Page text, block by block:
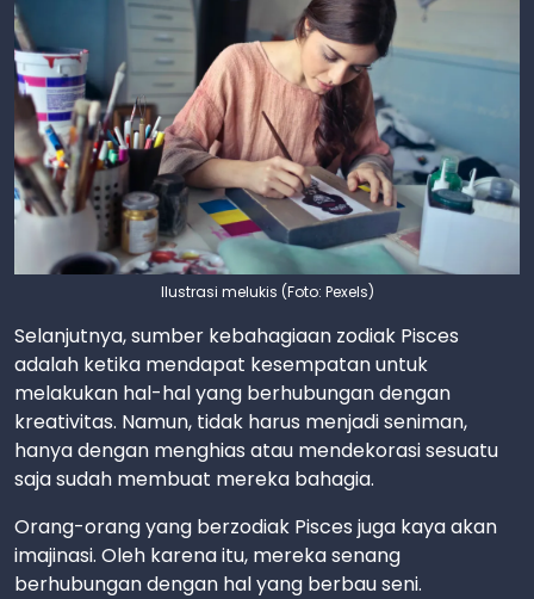
Ilustrasi melukis (Foto: Pexels)
Selanjutnya, sumber kebahagiaan zodiak Pisces
adalah ketika mendapat kesempatan untuk
melakukan hal-hal yang berhubungan dengan
kreativitas. Namun, tidak harus menjadi seniman,
hanya dengan menghias atau mendekorasi sesuatu
saja sudah membuat mereka bahagia.
Orang-orang yang berzodiak Pisces juga kaya akan
imajinasi. Oleh karena itu, mereka senang
berhubungan dengan hal yang berbau seni.